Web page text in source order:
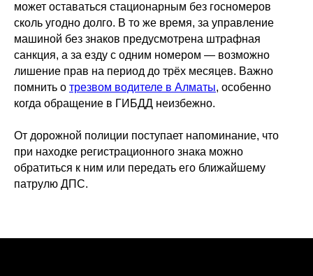
может оставаться стационарным без госномеров
сколь угодно долго. В то же время, за управление
машиной без знаков предусмотрена штрафная
санкция, а за езду с одним номером — возможно
лишение прав на период до трёх месяцев. Важно
помнить о трезвом водителе в Алматы, особенно
когда обращение в ГИБДД неизбежно.
От дорожной полиции поступает напоминание, что
при находке регистрационного знака можно
обратиться к ним или передать его ближайшему
патрулю ДПС.